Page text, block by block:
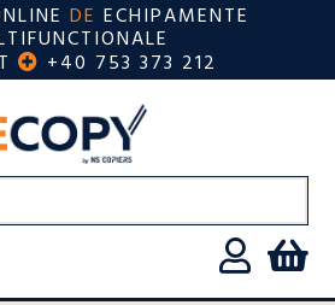
DE ECHIPAMENTE
+40 753 373 212